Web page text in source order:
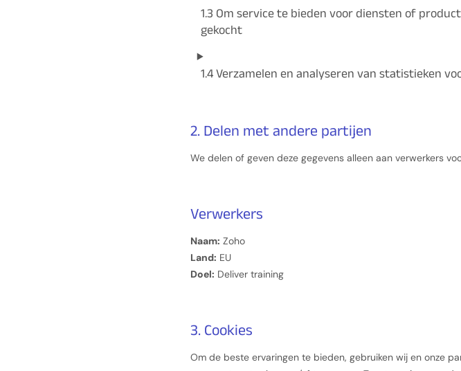
1.3 Om service te bieden voor diensten of
gekocht
1.4 Verzamelen en analyseren van statistieken
2. Delen met andere partijen
We delen of geven deze gegevens alleen aan verwerkers
Verwerkers
Naam: Zoho
Land: EU
Doel: Deliver training
3. Cookies
Om de beste ervaringen te bieden, gebruiken wij en onze